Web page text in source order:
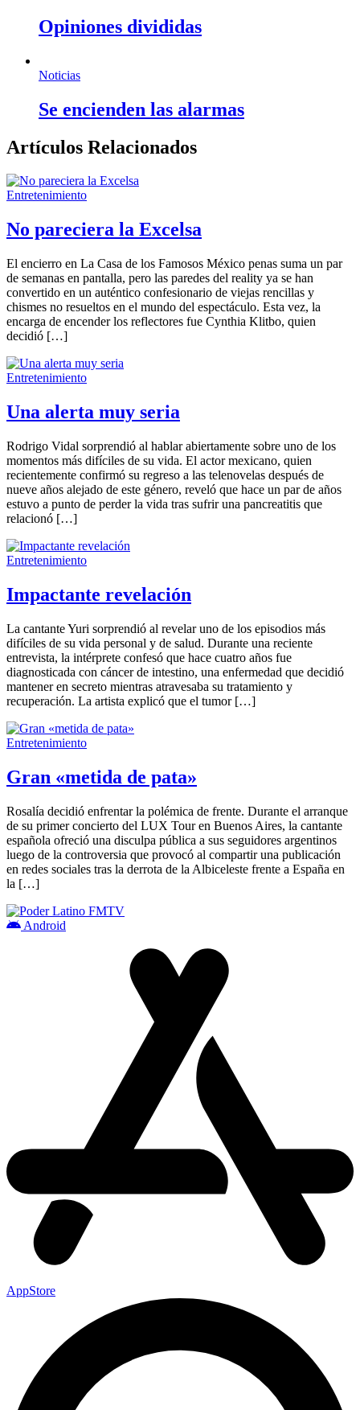
Opiniones divididas
Noticias
Se encienden las alarmas
Artículos Relacionados
Entretenimiento
No pareciera la Excelsa
El encierro en La Casa de los Famosos México penas suma un par
de semanas en pantalla, pero las paredes del reality ya se han
convertido en un auténtico confesionario de viejas rencillas y
chismes no resueltos en el mundo del espectáculo. Esta vez, la
encarga de encender los reflectores fue Cynthia Klitbo, quien
decidió […]
Entretenimiento
Una alerta muy seria
Rodrigo Vidal sorprendió al hablar abiertamente sobre uno de los
momentos más difíciles de su vida. El actor mexicano, quien
recientemente confirmó su regreso a las telenovelas después de
nueve años alejado de este género, reveló que hace un par de años
estuvo a punto de perder la vida tras sufrir una pancreatitis que
relacionó […]
Entretenimiento
Impactante revelación
La cantante Yuri sorprendió al revelar uno de los episodios más
difíciles de su vida personal y de salud. Durante una reciente
entrevista, la intérprete confesó que hace cuatro años fue
diagnosticada con cáncer de intestino, una enfermedad que decidió
mantener en secreto mientras atravesaba su tratamiento y
recuperación. La artista explicó que el tumor […]
Entretenimiento
Gran «metida de pata»
Rosalía decidió enfrentar la polémica de frente. Durante el arranque
de su primer concierto del LUX Tour en Buenos Aires, la cantante
española ofreció una disculpa pública a sus seguidores argentinos
luego de la controversia que provocó al compartir una publicación
en redes sociales tras la derrota de la Albiceleste frente a España en
la […]
Android
AppStore